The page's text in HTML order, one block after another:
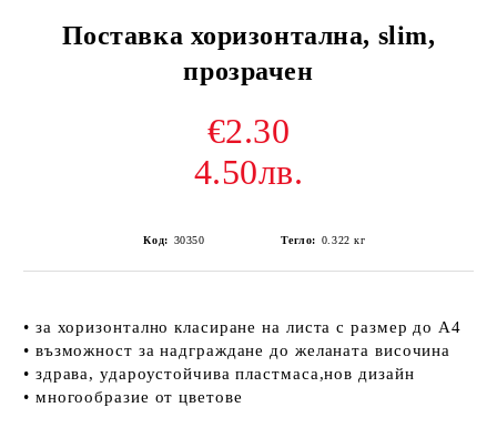
Поставка хоризонтална, slim,
прозрачен
€2.30
4.50лв.
Код: 30350 Тегло: 0.322 кг
• за хоризонтално класиране на листа с размер до А4
• възможност за надграждане до желаната височина
• здрава, удароустойчива пластмаса,нов дизайн
• многообразие от цветове